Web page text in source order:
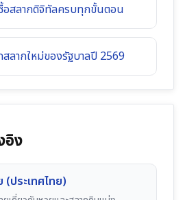
อสลากดิจิทัลครบทุกขั้นตอน
ลากใหม่ของรัฐบาลปี 2569
อิง
ประเทศไทย)